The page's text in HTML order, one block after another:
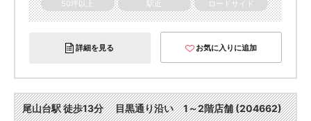
50坪以上 駅近 ロードサイド
詳細を見る お気に入りに追加
尾山台駅 徒歩13分 目黒通り沿い 1～2階店舗 (204662)